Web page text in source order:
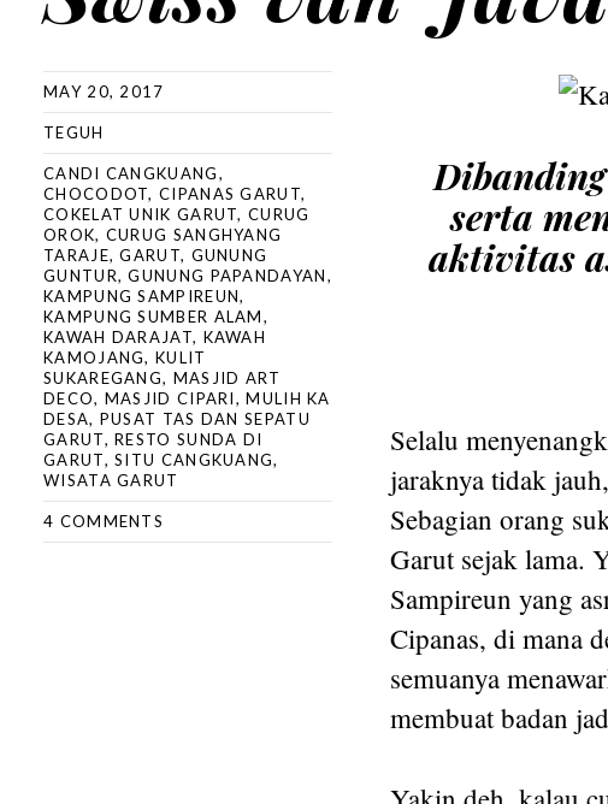
MAY 20, 2017
TEGUH
CANDI CANGKUANG,
CHOCODOT,CIPANAS GARUT,
COKELAT UNIK GARUT,CURUG
OROK, CURUG SANGHYANG
TARAJE,GARUT, GUNUNG
GUNTUR,GUNUNG PAPANDAYAN,
KAMPUNG SAMPIREUN,
KAMPUNG SUMBER ALAM,
KAWAH DARAJAT, KAWAH
KAMOJANG,KULIT
SUKAREGANG, MASJID ART
DECO, MASJID CIPARI,MULIH KA
DESA, PUSAT TAS DAN SEPATU
GARUT,RESTO SUNDA DI
GARUT,SITU CANGKUANG,
WISATA GARUT
4 COMMENTS
serta
aktivitas
Selalu
jaraknya tidak
Sebagian orang
Garut sejak lama.
Sampireun yang
Cipanas, di mana
semuanya
membuat badan